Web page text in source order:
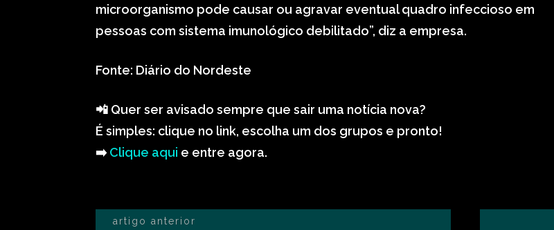
microorganismo pode causar ou agravar eventual quadro infeccioso em
pessoas com sistema imunológico debilitado”, diz a empresa.
Fonte: Diário do Nordeste
📲 Quer ser avisado sempre que sair uma notícia nova?
É simples: clique no link, escolha um dos grupos e pronto!
➡️Clique aqui e entre agora.
artigo anterior